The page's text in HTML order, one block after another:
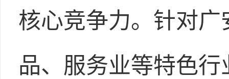
核心竞争力。针对
品、服务业等特色